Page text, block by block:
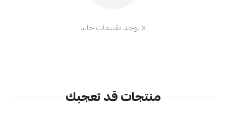
لا توجد تقييمات حاليا
منتجات قد تعجبك